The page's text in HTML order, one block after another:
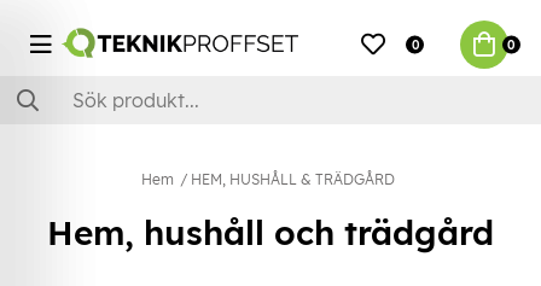
0 0
Hem HEM, HUSHÅLL & TRÄDGÅRD
Hem, hushåll och trädgård